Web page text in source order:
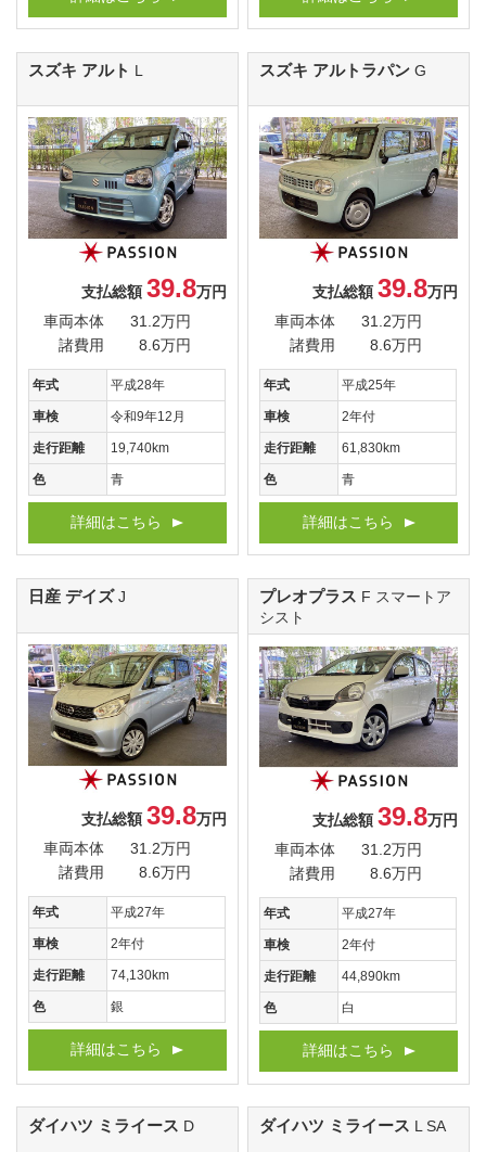
スズキ アルト
支払総額 39.8万円
車両本体
31.2万円
諸費用
8.6万円
年式 平成28年
車検 令和9年12月
走行距離 19,740km
色 青
詳細はこちら
スズキ アルトラパンG
支払総額 39.8万円
車両本体
31.2万円
諸費用
8.6万円
年式 平成25年
車検 2年付
走行距離 61,830km
色 青
詳細はこちら
日産 デイズJ
支払総額 39.8万円
車両本体
31.2万円
諸費用
8.6万円
年式 平成27年
車検 2年付
走行距離 74,130km
色 銀
詳細はこちら
プレオプラス F スマートア
シスト
支払総額 39.8万円
車両本体
31.2万円
諸費用
8.6万円
年式 平成27年
車検 2年付
走行距離 44,890km
色 白
詳細はこちら
ダイハツ ミライース D ダイハツ ミライース L SA